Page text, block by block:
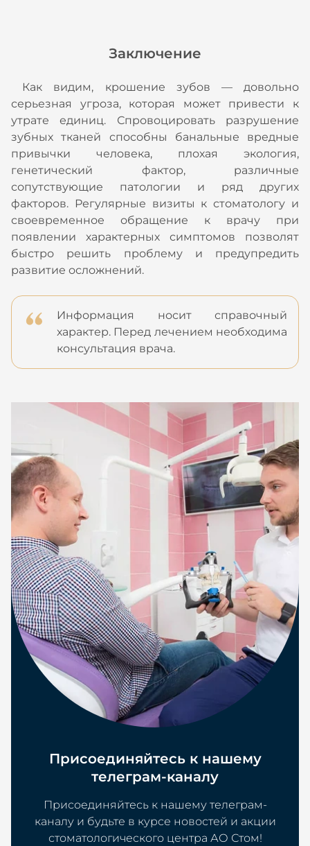
Заключение
Как видим, крошение зубов — довольно
серьезная угроза, которая может привести к
утрате единиц. Спровоцировать разрушение
зубных тканей способны банальные вредные
привычки человека, плохая экология,
генетический фактор, различные
сопутствующие патологии и ряд других
факторов. Регулярные визиты к стоматологу и
своевременное обращение к врачу при
появлении характерных симптомов позволят
быстро решить проблему и предупредить
развитие осложнений.
Информация носит справочный
характер. Перед лечением необходима
консультация врача.
Присоединяйтесь к нашему
телеграм-каналу
Присоединяйтесь к нашему телеграм-
каналу и будьте в курсе новостей и акции
стоматологического центра АО Стом!